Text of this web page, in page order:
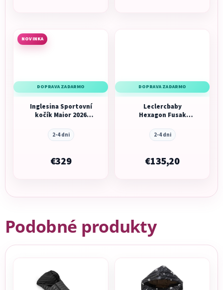
NOVINKA
DOPRAVA ZADARMO
Inglesina Sportovní
kočík Maior 2026
2-4 dni
€329
DOPRAVA ZADARMO
Leclercbaby
Hexagon Fusak
2-4 dni
€135,20
Podobné produkty